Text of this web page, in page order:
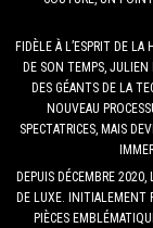
FIDÈLE À L’ESPRIT DE
DE SON TEMPS, JULIEN
DES GÉANTS DE LA
NOUVEAU
SPECTATRICES, MAIS
DEPUIS DÉCEMBRE 2020,
DE LUXE. INITIALEMENT
PIÈCES